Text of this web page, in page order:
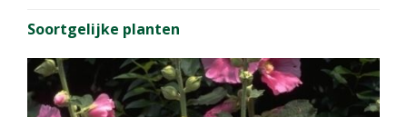
Soortgelijke planten